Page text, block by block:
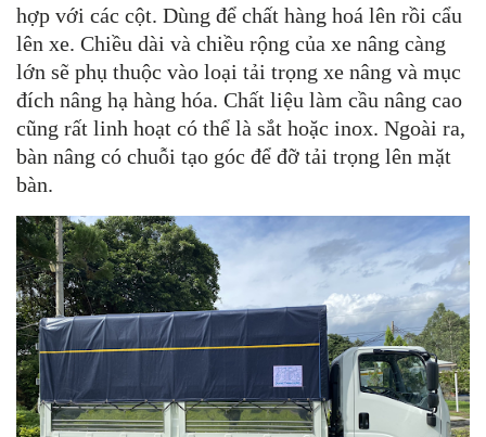
hợp với các cột. Dùng để chất hàng hoá lên rồi cẩu
lên xe. Chiều dài và chiều rộng của xe nâng càng
lớn sẽ phụ thuộc vào loại tải trọng xe nâng và mục
đích nâng hạ hàng hóa. Chất liệu làm cầu nâng cao
cũng rất linh hoạt có thể là sắt hoặc inox. Ngoài ra,
bàn nâng có chuỗi tạo góc để đỡ tải trọng lên mặt
bàn.